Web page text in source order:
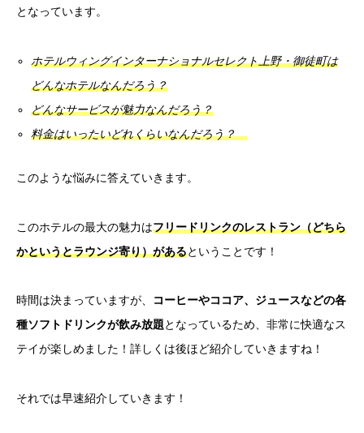
となっています。
ホテルウィングインターナショナルセレクト上野・御徒町は
どんなホテルなんだろう？
どんなサービスが魅力なんだろう？
料金はいったいどれくらいなんだろう？
このような悩みに答えていきます。
このホテルの最大の魅力はフリードリンクのレストラン（どちら
かというとラウンジ寄り）があるということです！
時間は決まっていますが、
コーヒーやココア、ジュースなどの各
種ソフトドリンクが飲み放題となっているため、非常に快適なス
テイが楽しめました！詳しくは後ほど紹介していきますね！
それでは早速紹介していきます！